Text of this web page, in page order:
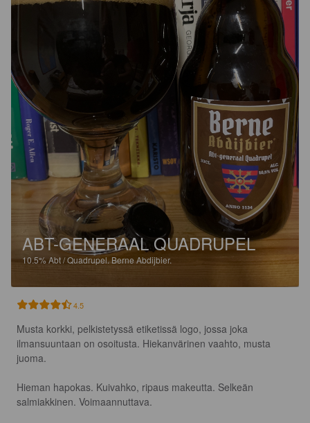
ABT-GENERAAL QUADRUPEL
10.5%Abt / Quadrupel.Berne Abdijbier.
4.5
Musta korkki, pelkistetyssä etiketissä logo, jossa joka
ilmansuuntaan on osoitusta. Hiekanvärinen vaahto, musta
juoma.
Hieman hapokas. Kuivahko, ripaus makeutta. Selkeän
salmiakkinen. Voimaannuttava.